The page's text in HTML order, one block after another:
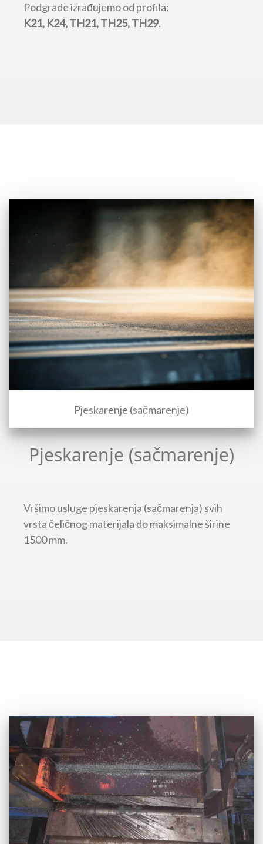
Podgrade izrađujemo od profila:
K21, K24, TH21, TH25, TH29.
Pjeskarenje (sačmarenje)
Pjeskarenje (sačmarenje)
Vršimo usluge pjeskarenja (sačmarenja) svih
vrsta čeličnog materijala do maksimalne širine
1500 mm.